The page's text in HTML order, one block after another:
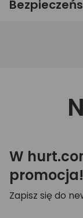
W
promocja!
Zapisz się do